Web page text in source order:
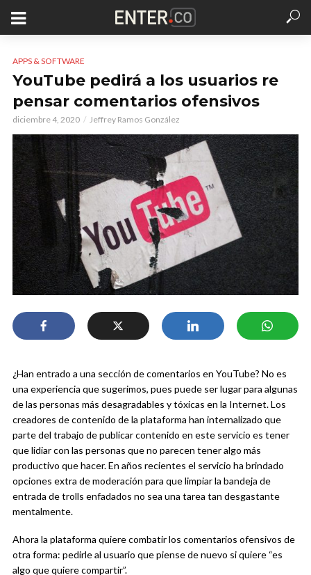
APPS & SOFTWARE
YouTube pedirá a los usuarios re
pensar comentarios ofensivos
diciembre 4, 2020 Jeffrey Ramos González
¿Han entrado a una sección de comentarios en YouTube? No es
una experiencia que sugerimos, pues puede ser lugar para algunas
de las personas más desagradables y tóxicas en la Internet. Los
creadores de contenido de la plataforma han internalizado que
parte del trabajo de publicar contenido en este servicio es tener
que lidiar con las personas que no parecen tener algo más
productivo que hacer. En años recientes el servicio ha brindado
opciones extra de moderación para que limpiar la bandeja de
entrada de trolls enfadados no sea una tarea tan desgastante
mentalmente.
Ahora la plataforma quiere combatir los comentarios ofensivos de
otra forma: pedirle al usuario que piense de nuevo si quiere “es
algo que quiere compartir”.